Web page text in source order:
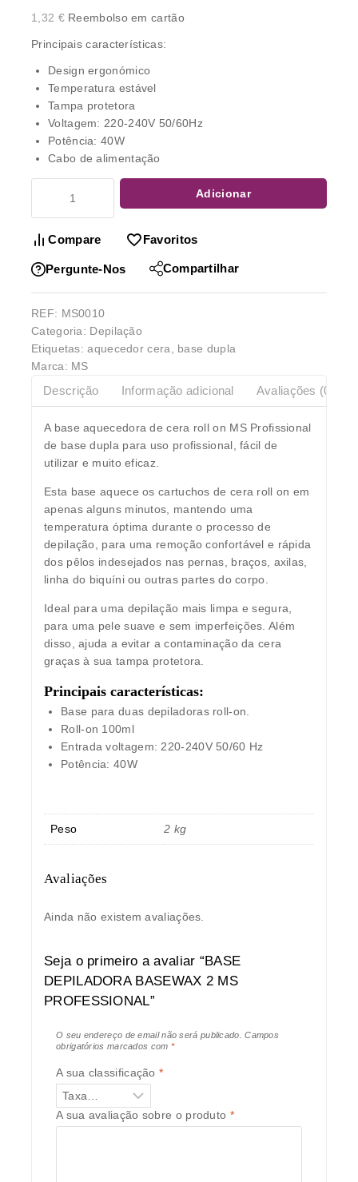
1,32 €Reembolso em cartão
Principais características:
Design ergonómico
Temperatura estável
Tampa protetora
Voltagem: 220-240V 50/60Hz
Potência: 40W
Cabo de alimentação
Adicionar
Compare Favoritos
Pergunte-Nos Compartilhar
REF: MS0010
Categoria: Depilação
Etiquetas:aquecedor cera
base dupla
Marca: MS
Descrição Informação adicional Avaliações (0)
A base aquecedora de cera roll on MS Profissional
de base dupla para uso profissional, fácil de
utilizar e muito eficaz.
Esta base aquece os cartuchos de cera roll on em
apenas alguns minutos, mantendo uma
temperatura óptima durante o processo de
depilação, para uma remoção confortável e rápida
dos pêlos indesejados nas pernas, braços, axilas,
linha do biquíni ou outras partes do corpo.
Ideal para uma depilação mais limpa e segura,
para uma pele suave e sem imperfeições. Além
disso, ajuda a evitar a contaminação da cera
graças à sua tampa protetora.
Principais características:
Base para duas depiladoras roll-on.
Roll-on 100ml
Entrada voltagem: 220-240V 50/60 Hz
Potência: 40W
Peso 2 kg
Avaliações
Ainda não existem avaliações.
Seja o primeiro a avaliar “BASE
DEPILADORA BASEWAX 2 MS
PROFESSIONAL”
O seu endereço de email não será publicado.
Campos
obrigatórios marcados com *
A sua classificação*
A sua avaliação sobre o produto *